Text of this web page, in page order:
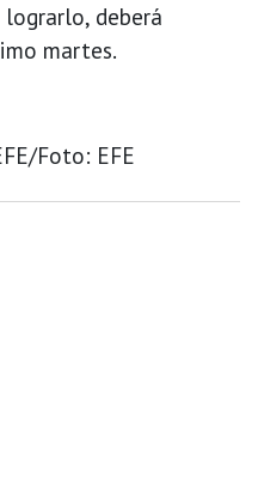
lograrlo, deberá
martes.
Foto: EFE